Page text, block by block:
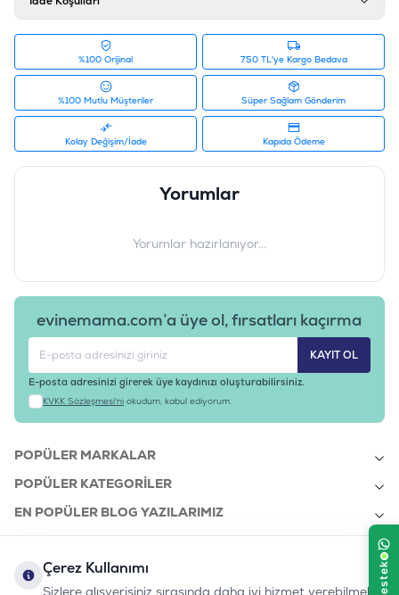
Tedarikçi Ürün Kodu
Ürün Etiketleri
#ödül maması
%100 Orijinal 750 TL'ye Kargo Bedava
%100 Mutlu Müşteriler Süper Sağlam Gönderim
Kolay Değişim/İade Kapıda Ödeme
Yorumlar
Yorumlar hazırlanıyor...
evinemama.com’a üye ol, fırsatları kaçırma
KAYIT OL
E-posta adresinizi girerek üye kaydınızı oluşturabilirsiniz.
KVKK Sözleşmesi'ni okudum, kabul ediyorum.
POPÜLER MARKALAR
POPÜLER KATEGORILER
EN POPÜLER BLOG YAZILARIMIZ
KURUMSAL
Çerez Kullanımı
Sizlere alışverişiniz sırasında daha iyi hizmet verebilmek